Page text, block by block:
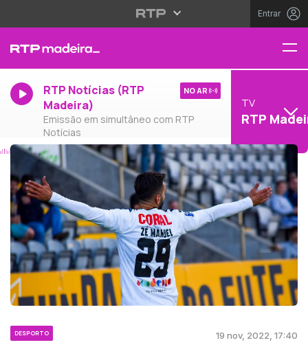
Entrar
RTP Notícias (RTP
Madeira)
Emissão em simultâneo com RTP
Notícias
NO AR
TV
RTP
DESPORTO 19 nov, 2022, 17:40